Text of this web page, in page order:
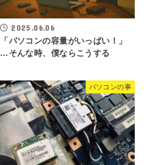
2025.06.06
「パソコンの容量がいっぱい！」
…そんな時、僕ならこうする
パソコンの事